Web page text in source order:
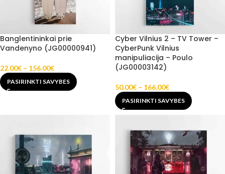
Banglentininkai prie
Vandenyno (JG00000941)
22.00€ – 156.00€
PASIRINKTI SAVYBES
Cyber Vilnius 2 – TV Tower –
CyberPunk Vilnius
manipuliacija – Poulo
(JG00003142)
50.00€ – 166.00€
PASIRINKTI SAVYBES